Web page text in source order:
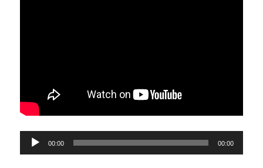
Reproductor
d'àudio
00:00 00:00